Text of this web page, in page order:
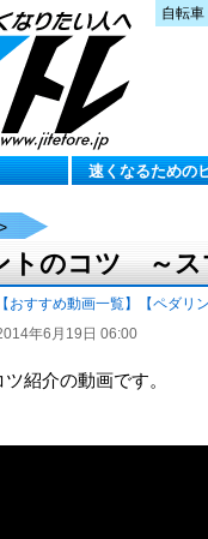
自転車
速くなるための
トのコツ ～ス
【おすすめ動画一覧】 【ペダリ
年6月19日 06:00
紹介の動画です。